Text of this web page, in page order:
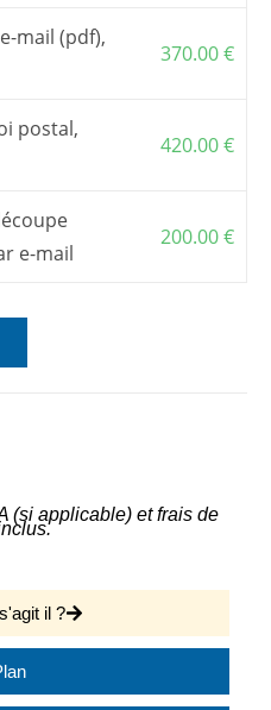
mail (pdf),
370.00€
postal,
420.00€
e-mail
200.00€
(si applicable) et frais de
il ?